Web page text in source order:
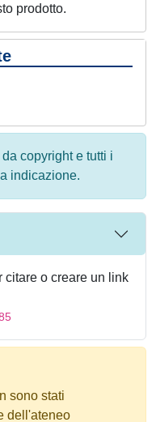
prodotto.
copyright e tutti i
indicazione.
citare o creare un link
sono stati
dell'ateneo